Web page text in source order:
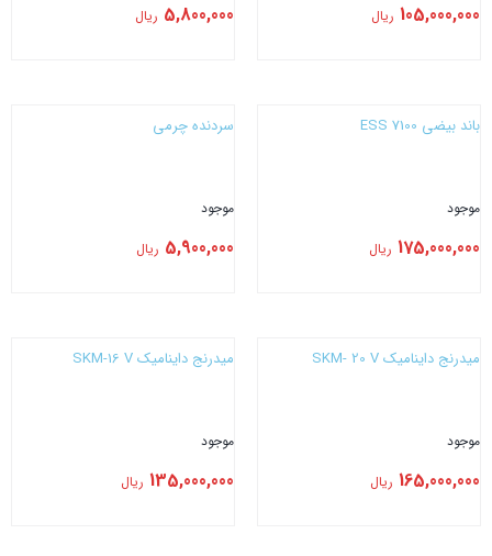
105,000,000 ریال 5,800,000 ریال
باند بیضی 7100 ESS
موجود
175,000,000 ریال
سردنده چرمی
موجود
5,900,000 ریال
میدرنج داینامیک SKM- 20 V
موجود
165,000,000 ریال
میدرنج داینامیک SKM-16 V
موجود
135,000,000 ریال